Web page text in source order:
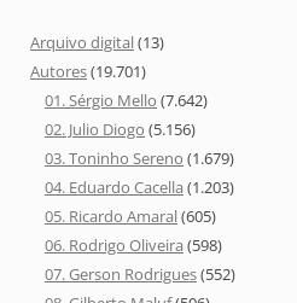
Arquivo digital(13)
Autores(19.701)
01. Sérgio Mello (7.642)
02. Julio Diogo (5.156)
03. Toninho Sereno (1.679)
04. Eduardo Cacella (1.203)
05. Ricardo Amaral(605)
06. Rodrigo Oliveira (598)
07. Gerson Rodrigues(552)